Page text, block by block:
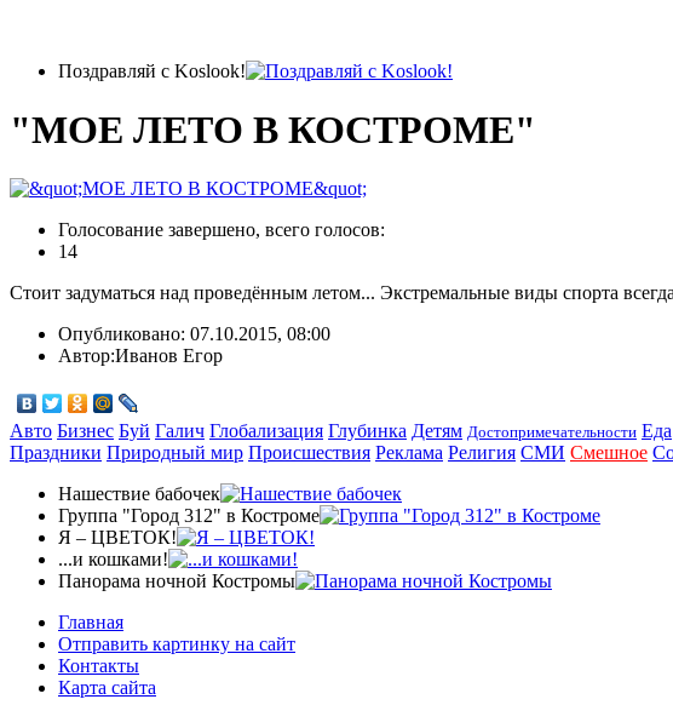
Поздравляй с Koslook!
"МОЕ ЛЕТО В КОСТРОМЕ"
Голосование завершено, всего голосов:
14
Стоит задуматься над проведённым летом... Экстремальные виды спорта
Опубликовано: 07.10.2015, 08:00
Автор:Иванов Егор
Авто Бизнес Буй Галич Глобализация Глубинка Детям Достопримечательности Еда
Праздники Природный мир Происшествия Реклама Религия СМИ Смешное
Нашествие бабочек
Группа "Город 312" в Костроме
Я – ЦВЕТОК!
...и кошками!
Панорама ночной Костромы
Главная
Отправить картинку на сайт
Контакты
Карта сайта